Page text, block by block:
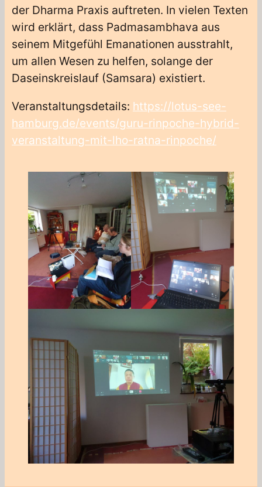
der Dharma Praxis auftreten. In vielen Texten
wird erklärt, dass Padmasambhava aus
seinem Mitgefühl Emanationen ausstrahlt,
um allen Wesen zu helfen, solange der
Daseinskreislauf (Samsara) existiert.
Veranstaltungsdetails: https://lotus-see-
hamburg.de/events/guru-rinpoche-hybrid-
veranstaltung-mit-lho-ratna-rinpoche/